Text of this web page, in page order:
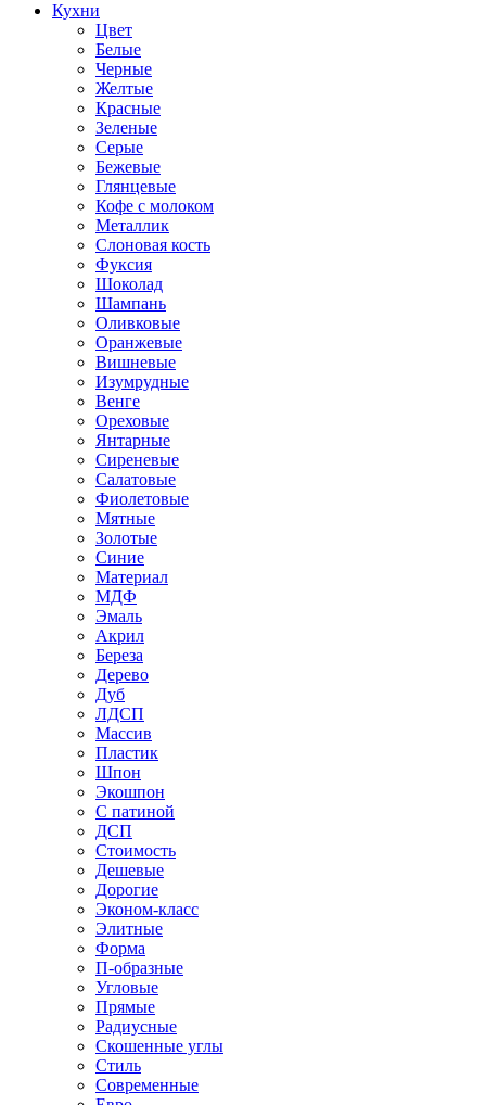
Кухни
Цвет
Белые
Черные
Желтые
Красные
Зеленые
Серые
Бежевые
Глянцевые
Кофе с молоком
Металлик
Слоновая кость
Фуксия
Шоколад
Шампань
Оливковые
Оранжевые
Вишневые
Изумрудные
Венге
Ореховые
Янтарные
Сиреневые
Салатовые
Фиолетовые
Мятные
Золотые
Синие
Материал
МДФ
Эмаль
Акрил
Береза
Дерево
Дуб
ЛДСП
Массив
Пластик
Шпон
Экошпон
С патиной
ДСП
Стоимость
Дешевые
Дорогие
Эконом-класс
Элитные
Форма
П-образные
Угловые
Прямые
Радиусные
Скошенные углы
Стиль
Современные